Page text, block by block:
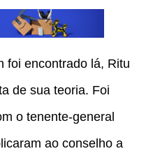
foi encontrado lá, Ritu
de sua teoria. Foi
o tenente-general
ao conselho a